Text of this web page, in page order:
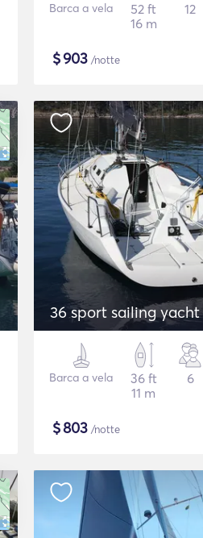
Barca a vela
52 ft
16 m
12
$903 /notte
36 sport sailing yacht
Barca a vela
36 ft
11 m
6
$803 /notte